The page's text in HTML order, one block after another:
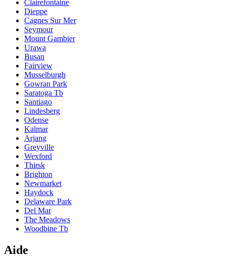
Clairefontaine
Dieppe
Cagnes Sur Mer
Seymour
Mount Gambier
Urawa
Busan
Fairview
Musselburgh
Gowran Park
Saratoga Tb
Santiago
Lindesberg
Odense
Kalmar
Arjang
Greyville
Wexford
Thirsk
Brighton
Newmarket
Haydock
Delaware Park
Del Mar
The Meadows
Woodbine Tb
Aide